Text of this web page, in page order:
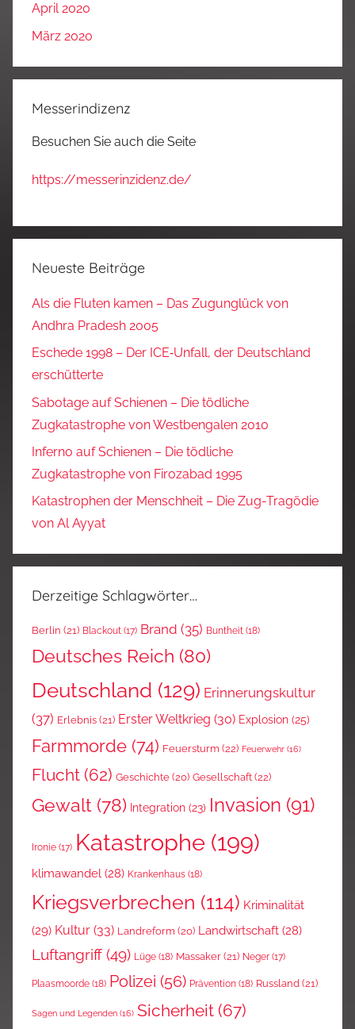
April 2020
März 2020
Messerindizenz
Besuchen Sie auch die Seite
https://messerinzidenz.de/
Neueste Beiträge
Als die Fluten kamen – Das Zugunglück von
Andhra Pradesh 2005
Eschede 1998 – Der ICE‑Unfall, der Deutschland
erschütterte
Sabotage auf Schienen – Die tödliche
Zugkatastrophe von Westbengalen 2010
Inferno auf Schienen – Die tödliche
Zugkatastrophe von Firozabad 1995
Katastrophen der Menschheit – Die Zug-Tragödie
von Al Ayyat
Derzeitige Schlagwörter…
Berlin (21) Blackout (17) Brand (35) Buntheit (18)
Deutsches Reich (80)
Deutschland (129) Erinnerungskultur
(37) Erlebnis (21) Erster Weltkrieg (30) Explosion (25)
Farmmorde (74) Feuersturm (22) Feuerwehr (16)
Flucht (62) Geschichte (20) Gesellschaft(22)
Gewalt (78) Integration (23) Invasion (91)
Ironie (17) Katastrophe (199)
klimawandel (28) Krankenhaus (18)
Kriegsverbrechen (114) Kriminalität
(29) Kultur (33) Landreform (20) Landwirtschaft (28)
Luftangriff (49) Lüge (18) Massaker (21) Neger (17)
Plaasmoorde (18) Polizei (56) Prävention (18) Russland (21)
Sagen und Legenden (16) Sicherheit (67)